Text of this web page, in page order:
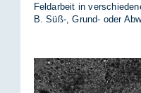
Feld­ar­beit in
B. Süß-, Grund- oder